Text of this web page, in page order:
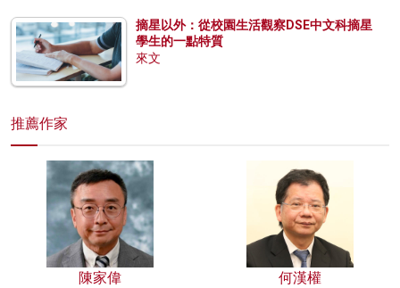
摘星以外：從校園生活觀察DSE中文科摘星
學生的一點特質
來文
推薦作家
陳家偉 何漢權